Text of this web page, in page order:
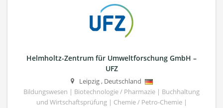
Helmholtz-Zentrum für Umweltforschung GmbH –
UFZ
Leipzig, Deutschland
Bildungswesen | Biotechnologie / Pharmazie | Buchhaltung
und Wirtschaftsprüfung | Chemie / Petro-Chemie |